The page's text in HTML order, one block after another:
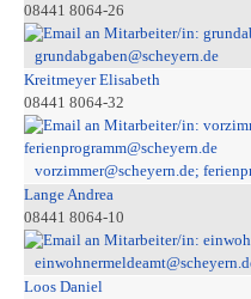
08441 8064-26
grundabgaben@scheyern.de
Kreitmeyer Elisabeth
08441 8064-32
vorzimmer@scheyern.de;
Lange Andrea
08441 8064-10
Loos Daniel